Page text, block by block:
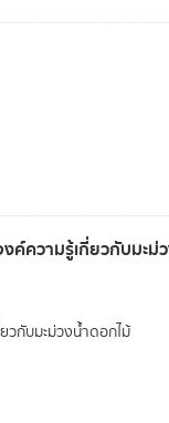
ค์ความรู้เกี่ยวกับมะม่
วกับมะม่วงน้ำดอกไม้